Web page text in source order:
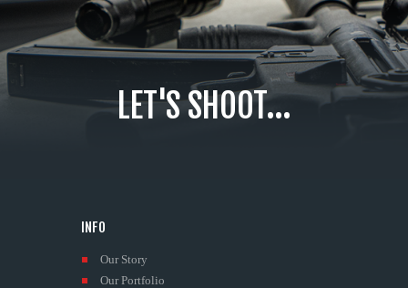
LET'S SHOOT...
INFO
Our Story
Our Portfolio